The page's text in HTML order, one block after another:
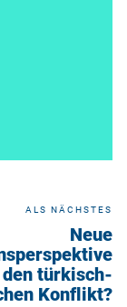
ALS NÄCHSTES
Neue
türkisch-
Konflikt?